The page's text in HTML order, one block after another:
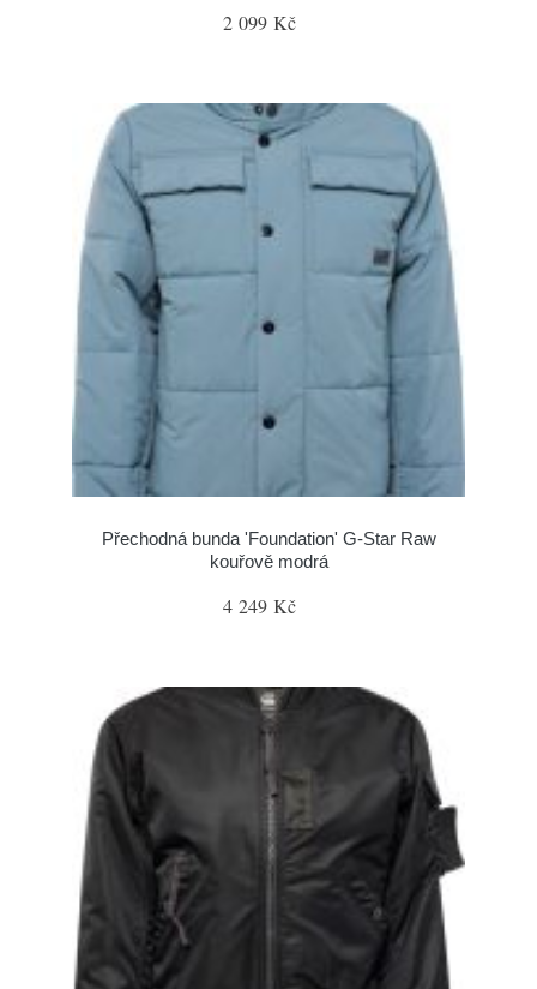
2 099 Kč
Přechodná bunda 'Foundation' G-Star Raw
kouřově modrá
4 249 Kč